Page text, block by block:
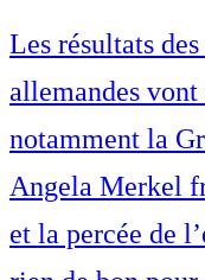
Les résultats
allemandes
notamment la
Angela Merkel
et la percée de